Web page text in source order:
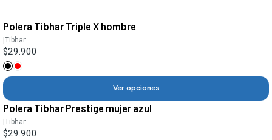
Polera Tibhar Triple X hombre
|Tibhar
$29.900
Ver opciones
Polera Tibhar Prestige mujer azul
|Tibhar
$29.900